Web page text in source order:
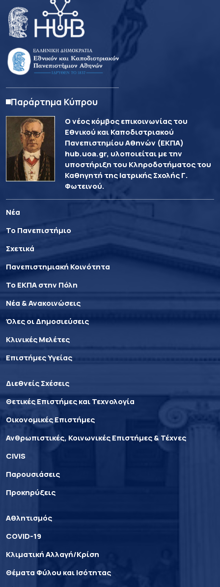
Παράρτημα Κύπρου
Ο νέος κόμβος επικοινωνίας του
Εθνικού και Καποδιστριακού
Πανεπιστημίου Αθηνών (ΕΚΠΑ)
hub.uoa.gr, υλοποιείται με την
υποστήριξη του Κληροδοτήματος του
Καθηγητή της Ιατρικής Σχολής Γ.
Φωτεινού.
Νέα
Το Πανεπιστήμιο
Σχετικά
Πανεπιστημιακή Κοινότητα
Το ΕΚΠΑ στην Πόλη
Νέα & Ανακοινώσεις
Όλες οι Δημοσιεύσεις
Κλινικές Μελέτες
Επιστήμες Υγείας
Διεθνείς Σχέσεις
Θετικές Επιστήμες και Τεχνολογία
Οικονομικές Επιστήμες
Ανθρωπιστικές, Κοινωνικές Επιστήμες & Τέχνες
CIVIS
Παρουσιάσεις
Προκηρύξεις
Αθλητισμός
COVID-19
Κλιματική Αλλαγή/Κρίση
Θέματα Φύλου και Ισότητας